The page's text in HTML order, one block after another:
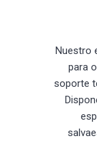
Nuestro
para
soporte